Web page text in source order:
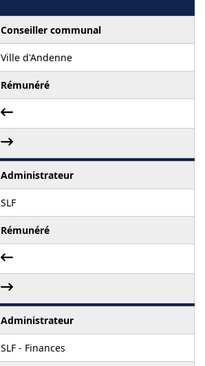
Conseiller communal
Ville d'Andenne
Rémunéré
Administrateur
SLF
Rémunéré
Administrateur
SLF - Finances